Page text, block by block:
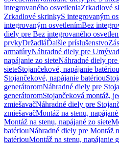
integrovaného osvetleniaZrkadlové
Zrkadlové skrinkyS integrovaným
integrovaným osvetlenímBez
diely pre Bez integrovaného
prvkyDržadláĎalšie príslušenstvo
armatúryNáhradné diely pre
napájanie zo sieteNáhradné diely
sieteStojančekové, napájanie batériou
Stojančekové, napájanie batériou
generátoromNáhradné diely pre
generátoromStojančeková montáž,
zmiešavačNáhradné diely pre
zmiešavačMontáž na stenu,
Montáž na stenu, napájané zo siete
batériouNáhradné diely pre Montáž
batériouMontáž na stenu, napájanie